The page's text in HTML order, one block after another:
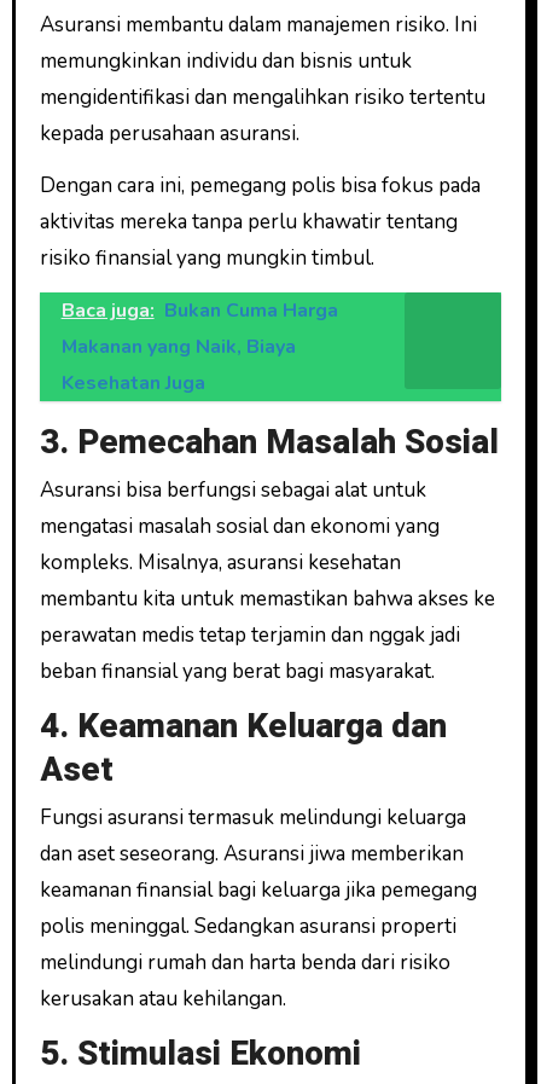
Asuransi membantu dalam manajemen risiko. Ini
memungkinkan individu dan bisnis untuk
mengidentifikasi dan mengalihkan risiko tertentu
kepada perusahaan asuransi.
Dengan cara ini, pemegang polis bisa fokus pada
aktivitas mereka tanpa perlu khawatir tentang
risiko finansial yang mungkin timbul.
Baca juga: Bukan Cuma Harga
Makanan yang Naik, Biaya
Kesehatan Juga
3. Pemecahan Masalah Sosial
Asuransi bisa berfungsi sebagai alat untuk
mengatasi masalah sosial dan ekonomi yang
kompleks. Misalnya, asuransi kesehatan
membantu kita untuk memastikan bahwa akses ke
perawatan medis tetap terjamin dan nggak jadi
beban finansial yang berat bagi masyarakat.
4. Keamanan Keluarga dan
Aset
Fungsi asuransi termasuk melindungi keluarga
dan aset seseorang. Asuransi jiwa memberikan
keamanan finansial bagi keluarga jika pemegang
polis meninggal. Sedangkan asuransi properti
melindungi rumah dan harta benda dari risiko
kerusakan atau kehilangan.
5. Stimulasi Ekonomi